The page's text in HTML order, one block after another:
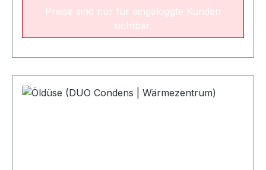
alle zwei Jahre NameLeistungsbereichArt.-Nr.
Öldüse SCHEER 0.25 gph / 80° SC 9 - 15
kW022367 Öldüse Fluidics 0.35 gph / 60° SF16 -
SF20 - 23 kW022542Öldüse Fluidics 0.50 gph /
60° SF24 - 26 kW022544Öldüse Fluidics 0.55
Preise sind nur für eingeloggte Kunden
sichtbar.